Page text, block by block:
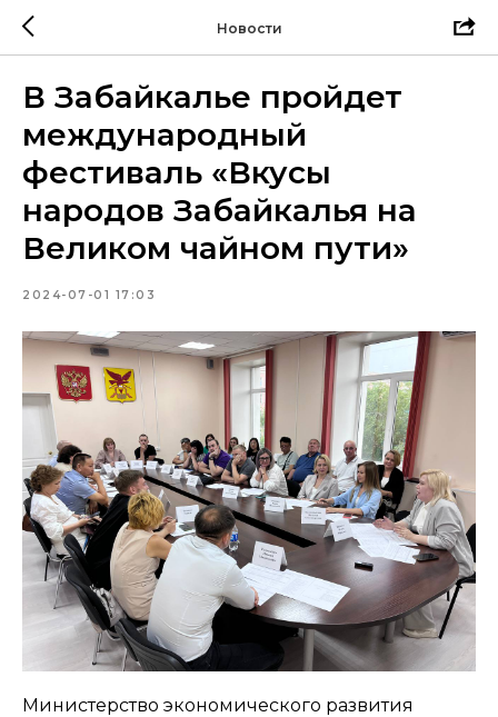
Новости
В Забайкалье пройдет
международный
фестиваль «Вкусы
народов Забайкалья на
Великом чайном пути»
2024-07-01 17:03
Министерство экономического развития